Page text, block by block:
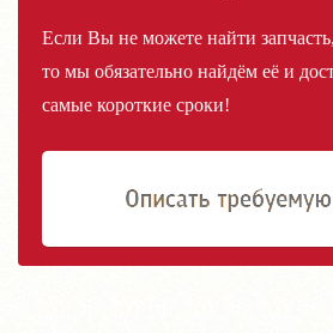
Если Вы не можете найти
то мы обязательно найдём её и
самые короткие сроки!